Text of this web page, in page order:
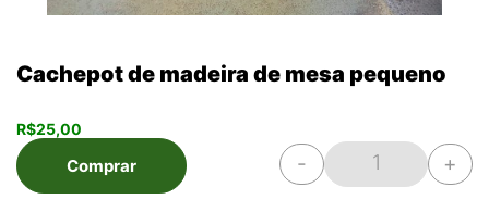
Cachepot de madeira de mesa pequeno
R$25,00
Cachepot de
- +
Comprar